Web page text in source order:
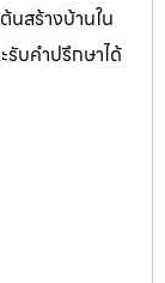
นสร้างบ้านใน
รับคำปรึกษาได้